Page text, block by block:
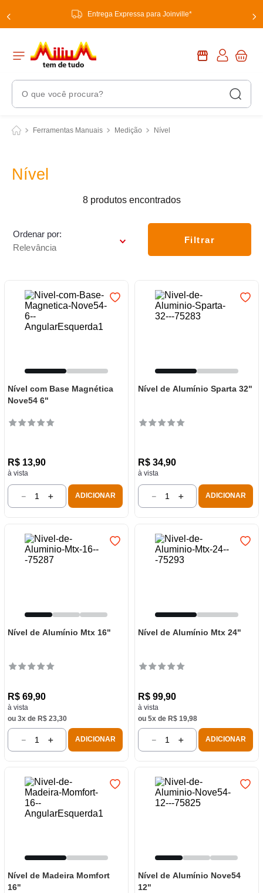
Entrega Expressa para Joinville*
O que você procura?
Ferramentas Manuais Medição Nível
Nível
8 produtos
Ordenar por
Relevância
Filtrar
Nível com Base Magnética
Nove54 6"
R$ 13,90
à vista
＋
－ ADICIONAR
Nível de Alumínio Sparta 32"
R$ 34,90
à vista
＋
－ ADICIONAR
Nível de Alumínio Mtx 16"
R$ 69,90
à vista
ou 3x de R$ 23,30
＋
－ ADICIONAR
Nível de Alumínio Mtx 24"
R$ 99,90
à vista
ou 5x de R$ 19,98
＋
－ ADICIONAR
Nível de Madeira Momfort
16"
Nível de Alumínio Nove54
12"
Termos Mais Buscados
2 tinta
5º
6º luminária
8º panelas
9º varal
10º caneca